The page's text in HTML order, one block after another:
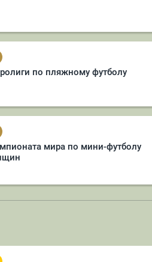
по пляжному футболу
мира по мини-футболу